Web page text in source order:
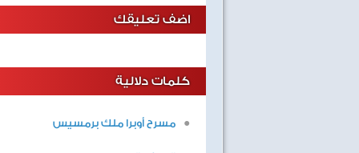
اضف تعليقك
كلمات دلالية
مسرح أوبرا ملك برمسيس